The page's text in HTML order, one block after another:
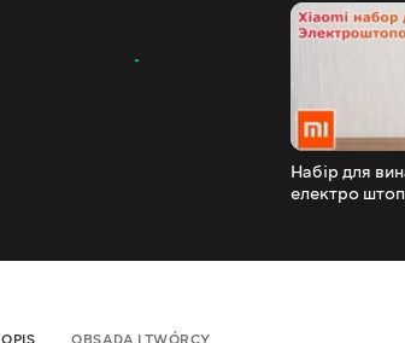
Набір для
електро